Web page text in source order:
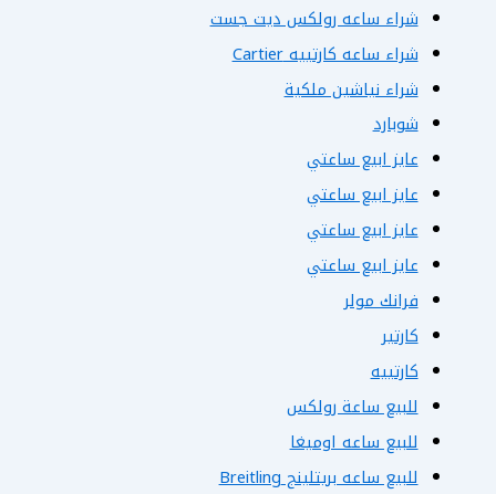
شراء ساعه رولكس ديت جست
شراء ساعه كارتييه Cartier
شراء نياشين ملكية
شوبارد
عايز ابيع ساعتي
عايز ابيع ساعتي
عايز ابيع ساعتي
عايز ابيع ساعتي
فرانك مولر
كارتير
كارتييه
للبيع ساعة رولكس
للبيع ساعه اوميغا
للبيع ساعه بريتلينج Breitling